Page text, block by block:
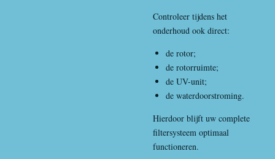
Controleer tijdens het
onderhoud ook direct:
de rotor;
de rotorruimte;
de UV-unit;
de waterdoorstroming.
Hierdoor blijft uw complete
filtersysteem optimaal
functioneren.